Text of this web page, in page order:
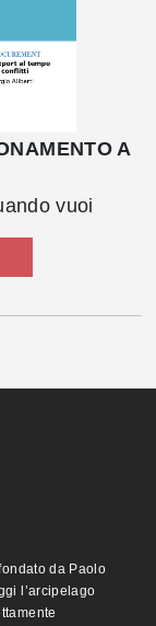
A
vuoi
da Paolo
l’arcipelago